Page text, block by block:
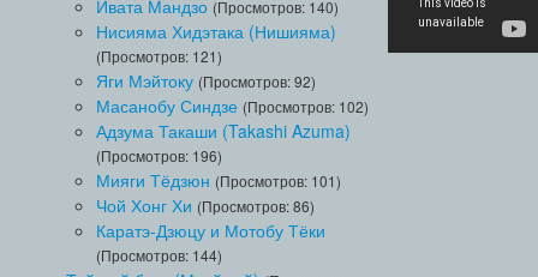
Ивата Мандзо (Просмотров: 140)
Нисияма Хидэтака (Нишияма)
(Просмотров: 121)
Яги Мэйтоку (Просмотров: 92)
Масанобу Синдзе (Просмотров: 102)
Адзума Такаши (Takashi Azuma)
(Просмотров: 196)
Мияги Тёдзюн (Просмотров: 101)
Чой Хонг Хи (Просмотров: 86)
Каратэ-Дзюцу и Мотобу Тёки
(Просмотров: 144)